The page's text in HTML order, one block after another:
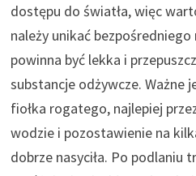
dostępu do światła, więc
należy unikać bezpośredniego
powinna być lekka i
substancje odżywcze. Ważne
fiołka rogatego, najlepiej
wodzie i pozostawienie na
dobrze nasyciła. Po podlaniu